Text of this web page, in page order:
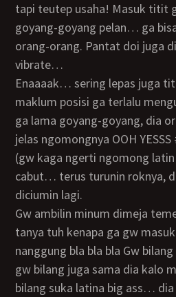
tapi teutep usaha! Masuk titit
goyang-goyang pelan… ga
orang-orang. Pantat doi juga
vibrate…
enaaaak… sering lepas juga titit gw dari mekinya,
maklum posisi ga terlalu
ga lama goyang-goyang, dia
jelas ngomongnya OOH
(gw kaga ngerti ngomong
cabut… terus turunin roknya,
diciumin lagi.
Gw ambilin minum dimeja temennya… dia sempet
tanya tuh kenapa ga gw
nanggung bla bla bla Gw
gw bilang juga sama dia kalo
bilang suka latina big ass…